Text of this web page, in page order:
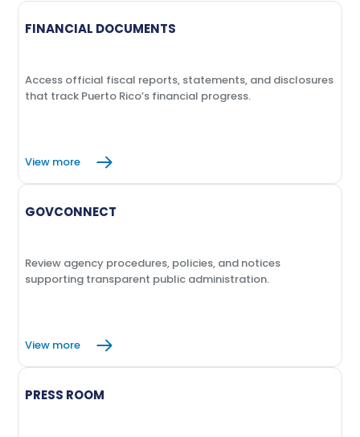
FINANCIAL DOCUMENTS
Access official fiscal reports, statements, and disclosures
that track Puerto Rico’s financial progress.
View more
GOVCONNECT
Review agency procedures, policies, and notices
supporting transparent public administration.
View more
PRESS ROOM